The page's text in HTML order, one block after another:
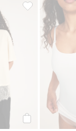
barrel, Dodaj
T-shirt z